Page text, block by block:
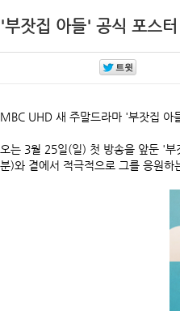
'부잣집 아들' 공식 포스
MBC UHD 새 주말드라마 '부잣집 아
오는 3월 25일(일) 첫 방송을 앞둔 '
분)와 곁에서 적극적으로 그를 응원